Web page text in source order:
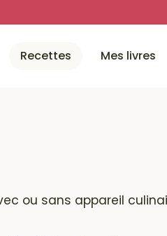
Recettes Mes livres
ou sans appareil